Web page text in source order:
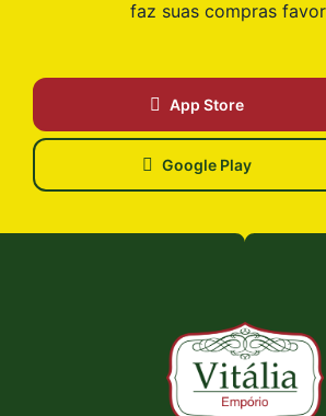
faz suas compras
App Store
Google Play